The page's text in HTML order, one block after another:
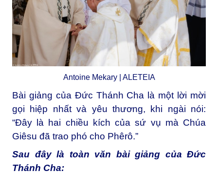
Antoine Mekary | ALETEIA
Bài giảng của Đức Thánh Cha là một lời mời
gọi hiệp nhất và yêu thương, khi ngài nói:
“Đây là hai chiều kích của sứ vụ mà Chúa
Giêsu đã trao phó cho Phêrô.”
Sau đây là toàn văn bài giảng của Đức
Thánh Cha: